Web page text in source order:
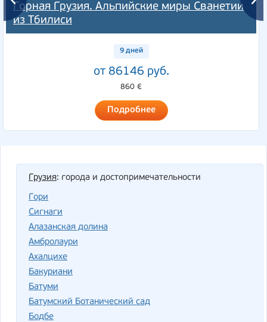
Горная Грузия. Альпийские миры Сванетии
из Тбилиси
9 дней
от 86146 руб.
860 €
Подробнее
Грузия: города и достопримечательности
Гори
Cигнаги
Алазанская долина
Амбролаури
Ахалцихе
Бакуриани
Батуми
Батумский Ботанический сад
Бодбе